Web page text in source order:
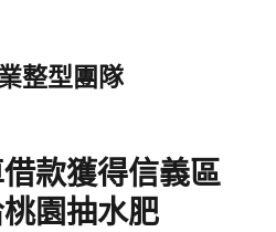
整型團隊
款獲得信義區
園抽水肥